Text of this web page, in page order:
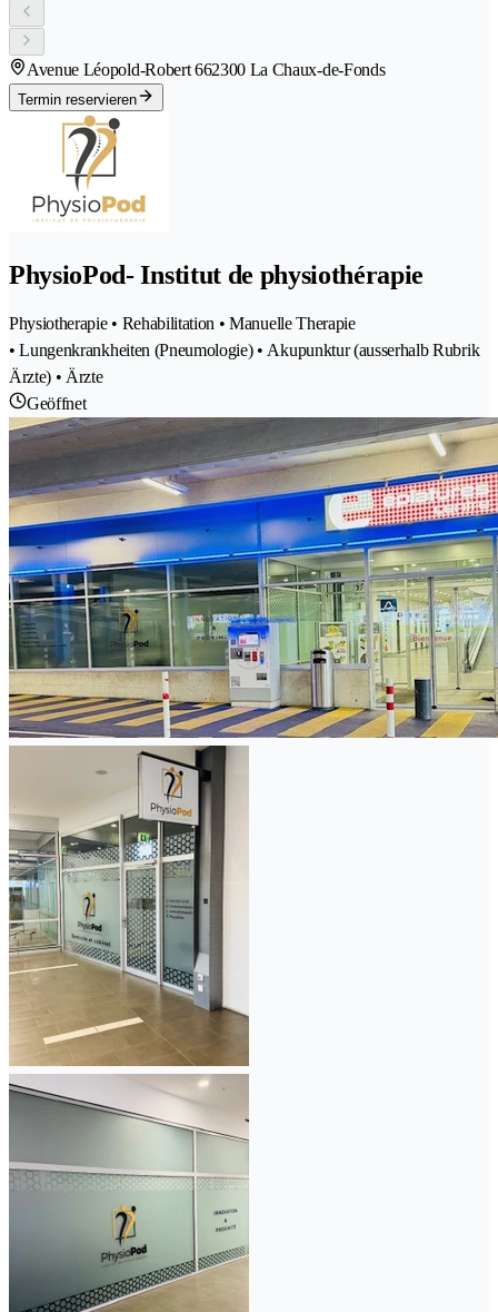
Avenue Léopold-Robert 662300 La Chaux-de-Fonds
Termin reservieren
PhysioPod- Institut de physiothérapie
Physiotherapie • Rehabilitation • Manuelle Therapie
• Lungenkrankheiten (Pneumologie) • Akupunktur (ausserhalb Rubrik
Ärzte) • Ärzte
Geöffnet